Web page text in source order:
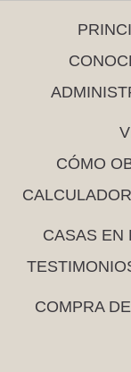
CÓMO
CASAS EN
COMPRA